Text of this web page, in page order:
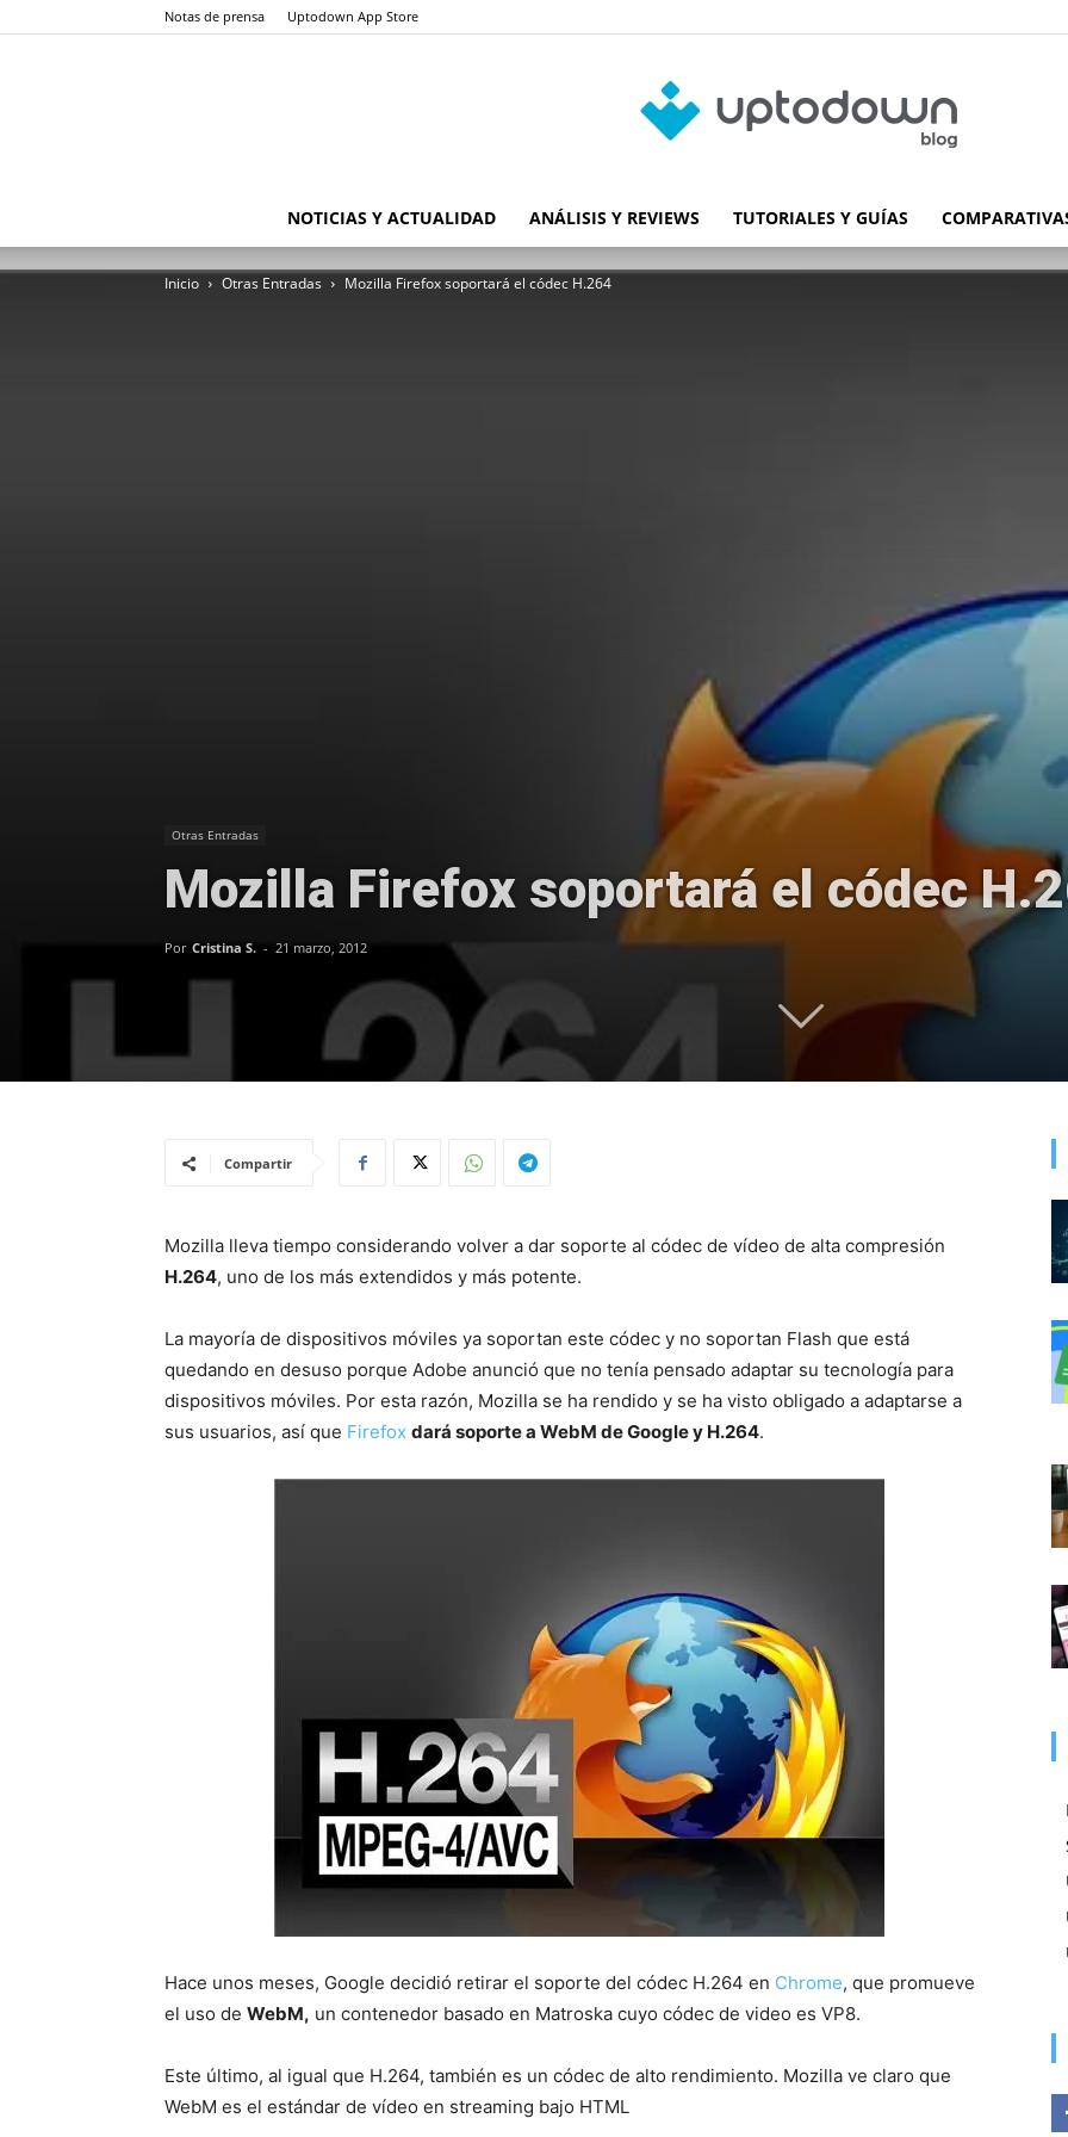
Notas de prensa Uptodown App Store
Blog
NOTICIAS Y ACTUALIDAD ANÁLISIS Y REVIEWS TUTORIALES Y GUÍAS
Inicio Otras Entradas Mozilla Firefox soportará el códec H.264
Otras Entradas
Mozilla Firefox soportará el códec
Por Cristina S. - 21 marzo, 2012
Compartir
Mozilla lleva tiempo considerando volver a dar soporte al códec de vídeo de alta compresión
H.264, uno de los más extendidos y más potente.
La mayoría de dispositivos móviles ya soportan este códec y no soportan Flash que está
quedando en desuso porque Adobe anunció que no tenía pensado adaptar su tecnología para
dispositivos móviles. Por esta razón, Mozilla se ha rendido y se ha visto obligado a adaptarse a
sus usuarios, así que Firefox dará soporte a WebM de Google y H.264.
Hace unos meses, Google decidió retirar el soporte del códec H.264 en Chrome, que promueve
el uso de WebM, un contenedor basado en Matroska cuyo códec de video es VP8.
Este último, al igual que H.264, también es un códec de alto rendimiento. Mozilla ve claro que
WebM es el estándar de vídeo en streaming bajo HTML